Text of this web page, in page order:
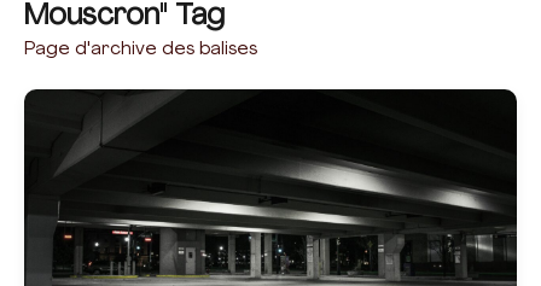
Mouscron" Tag
Page d'archive des balises